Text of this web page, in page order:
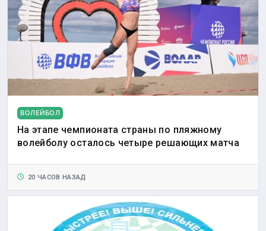
ВОЛЕЙБОЛ
На этапе чемпионата страны по пляжному
волейболу осталось четыре решающих матча
20 ЧАСОВ НАЗАД